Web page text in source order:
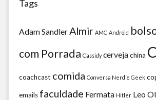
Tags
Adam Sandler Almir AMC Android
com Porrada Cassidy cervejachina
coachcast comida Conversa Nerd e Geek
emails faculdade Fermata Hitler Leo